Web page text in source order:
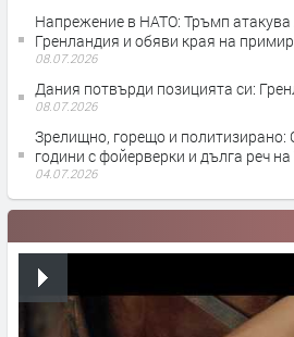
Напрежение в НАТО: Тръмп атакува
Гренландия и обяви края на
08.07.2026
Дания потвърди позицията си:
08.07.2026
Зрелищно, горещо и
години с фойерверки и дълга реч
04.07.2026